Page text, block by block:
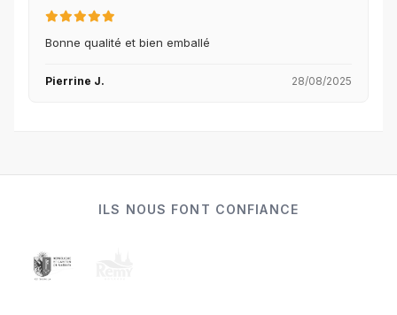
Bonne qualité et bien emballé
Pierrine J. 28/08/2025
ILS NOUS FONT CONFIANCE